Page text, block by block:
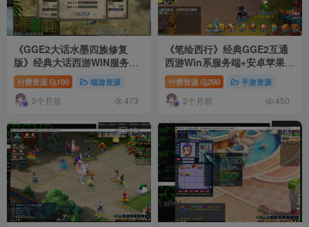
《GGE2大话水墨四族修复
版》经典大话西游WIN服务端
+安卓/PC互通+一键多开组队
+内置GM工具+全套源码+视频
教程
付费资源 100 端游资源
2个月前 473
《笔绘西行》经典GGE2互通
西游Win系服务端+安卓苹果
PC三端+GM工具+全套源码
+详细搭建教程
付费资源 200 手游资源
2个月前 450
16 13